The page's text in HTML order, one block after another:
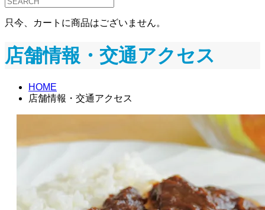
只今、カートに商品はございません。
店舗情報・交通アクセス
HOME
店舗情報・交通アクセス